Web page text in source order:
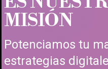
MISIÓN
Potenciamos tu
estrategias